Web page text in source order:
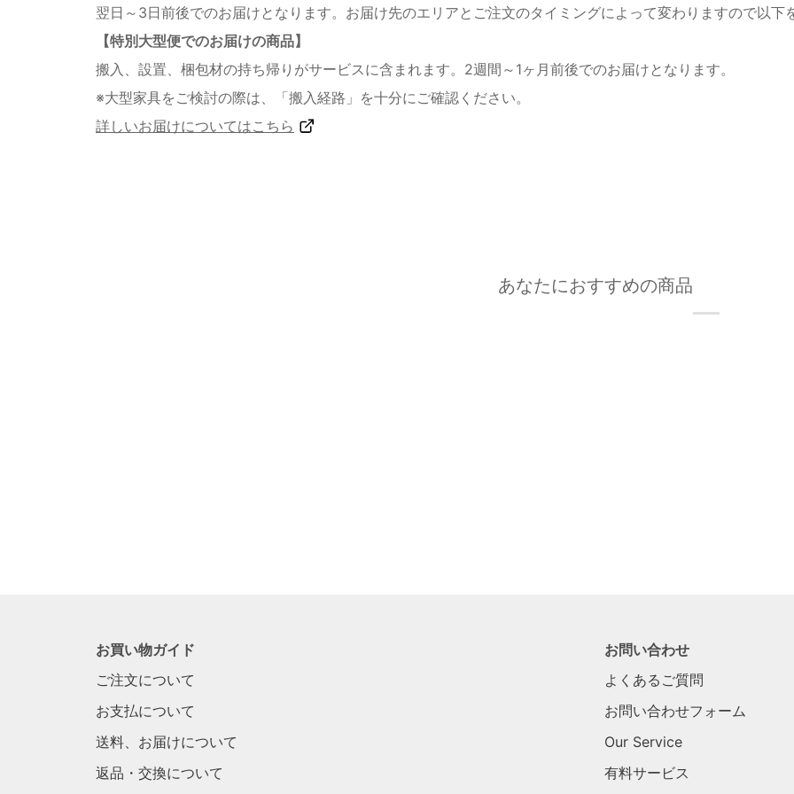
翌日～3日前後でのお届けとなります。お届け先のエリアとご注文のタイミングによって変わりますので以下
【特別大型便でのお届けの商品】
搬入、設置、梱包材の持ち帰りがサービスに含まれます。2週間～1ヶ月前後でのお届けとなります。
※大型家具をご検討の際は、「搬入経路」を十分にご確認ください。
詳しいお届けについてはこちら
あなたにおすすめの商品
お買い物ガイド
ご注文について
お支払について
送料、お届けについて
返品・交換について
お問い合わせ
よくあるご質問
お問い合わせフォーム
Our Service
有料サービス